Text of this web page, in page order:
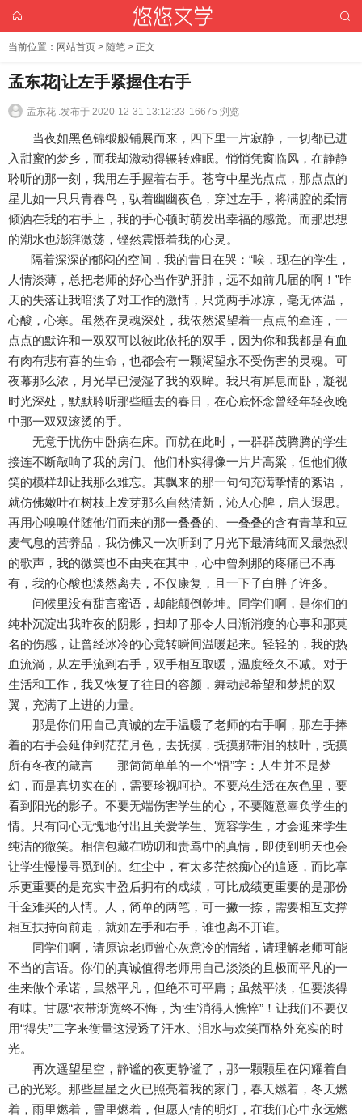
当前位置： 网站首页 > 随笔 > 正文
孟东花|让左手紧握住右手
孟东花 .发布于 2020-12-31 13:12:23 16675 浏览
当夜如黑色锦缎般铺展而来，四下里一片寂静，一切都已进
入甜蜜的梦乡，而我却激动得辗转难眠。悄悄凭窗临风，在静静
聆听的那一刻，我用左手握着右手。苍穹中星光点点，那点点的
星儿如一只只青春鸟，驮着幽幽夜色，穿过左手，将满腔的柔情
倾洒在我的右手上，我的手心顿时萌发出幸福的感觉。而那思想
的潮水也澎湃激荡，铿然震慑着我的心灵。
隔着深深的郁闷的空间，我的昔日在哭：“唉，现在的学生，
人情淡薄，总把老师的好心当作驴肝肺，远不如前几届的啊！”昨
天的失落让我暗淡了对工作的激情，只觉两手冰凉，毫无体温，
心酸，心寒。虽然在灵魂深处，我依然渴望着一点点的牵连，一
点点的默许和一双双可以彼此依托的双手，因为你和我都是有血
有肉有悲有喜的生命，也都会有一颗渴望永不受伤害的灵魂。可
夜幕那么浓，月光早已浸湿了我的双眸。我只有屏息而卧，凝视
时光深处，默默聆听那些睡去的春日，在心底怀念曾经年轻夜晚
中那一双双滚烫的手。
无意于忧伤中卧病在床。而就在此时，一群群茂腾腾的学生
接连不断敲响了我的房门。他们朴实得像一片片高粱，但他们微
笑的模样却让我那么难忘。其飘来的那一句句充满挚情的絮语，
就仿佛嫩叶在树枝上发芽那么自然清新，沁人心脾，启人遐思。
再用心嗅嗅伴随他们而来的那一叠叠的、一叠叠的含有青草和豆
麦气息的营养品，我仿佛又一次听到了月光下最清纯而又最热烈
的歌声，我的微笑也不由夹在其中，心中曾刹那的疼痛已不再
有，我的心酸也淡然离去，不仅康复，且一下子白胖了许多。
问候里没有甜言蜜语，却能颠倒乾坤。同学们啊，是你们的
纯朴沉淀出我昨夜的阴影，扫却了那令人日渐消瘦的心事和那莫
名的伤感，让曾经冰冷的心竟转瞬间温暖起来。轻轻的，我的热
血流淌，从左手流到右手，双手相互取暖，温度经久不减。对于
生活和工作，我又恢复了往日的容颜，舞动起希望和梦想的双
翼，充满了上进的力量。
那是你们用自己真诚的左手温暖了老师的右手啊，那左手捧
着的右手会延伸到茫茫月色，去抚摸，抚摸那带泪的枝叶，抚摸
所有冬夜的箴言——那简简单单的一个“悟”字：人生并不是梦
幻，而是真切实在的，需要珍视呵护。不要总生活在灰色里，要
看到阳光的影子。不要无端伤害学生的心，不要随意辜负学生的
情。只有问心无愧地付出且关爱学生、宽容学生，才会迎来学生
纯洁的微笑。相信包藏在唠叨和责骂中的真情，即使到明天也会
让学生慢慢寻觅到的。红尘中，有太多茫然痴心的追逐，而比享
乐更重要的是充实丰盈后拥有的成绩，可比成绩更重要的是那份
千金难买的人情。人，简单的两笔，可一撇一捺，需要相互支撑
相互扶持向前走，就如左手和右手，谁也离不开谁。
同学们啊，请原谅老师曾心灰意冷的情绪，请理解老师可能
不当的言语。你们的真诚值得老师用自己淡淡的且极而平凡的一
生来做个承诺，虽然平凡，但绝不可平庸；虽然平淡，但要淡得
有味。甘愿“衣带渐宽终不悔，为‘生’消得人憔悴”！让我们不要仅
用“得失”二字来衡量这浸透了汗水、泪水与欢笑而格外充实的时
光。
再次遥望星空，静谧的夜更静谧了，那一颗颗星在闪耀着自
己的光彩。那些星星之火已照亮着我的家门，春天燃着，冬天燃
着，雨里燃着，雪里燃着，但愿人情的明灯，在我们心中永远燃